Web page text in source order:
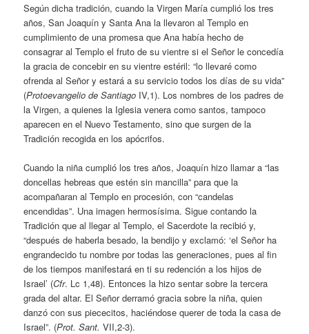
Según dicha tradición, cuando la Virgen María cumplió los tres
años, San Joaquín y Santa Ana la llevaron al Templo en
cumplimiento de una promesa que Ana había hecho de
consagrar al Templo el fruto de su vientre si el Señor le concedía
la gracia de concebir en su vientre estéril: “lo llevaré como
ofrenda al Señor y estará a su servicio todos los días de su vida”
(Protoevangelio de Santiago IV,1). Los nombres de los padres de
la Virgen, a quienes la Iglesia venera como santos, tampoco
aparecen en el Nuevo Testamento, sino que surgen de la
Tradición recogida en los apócrifos.
Cuando la niña cumplió los tres años, Joaquín hizo llamar a “las
doncellas hebreas que estén sin mancilla” para que la
acompañaran al Templo en procesión, con “candelas
encendidas”. Una imagen hermosísima. Sigue contando la
Tradición que al llegar al Templo, el Sacerdote la recibió y,
“después de haberla besado, la bendijo y exclamó: ‘el Señor ha
engrandecido tu nombre por todas las generaciones, pues al fin
de los tiempos manifestará en ti su redención a los hijos de
Israel’ (Cfr. Lc 1,48). Entonces la hizo sentar sobre la tercera
grada del altar. El Señor derramó gracia sobre la niña, quien
danzó con sus piececitos, haciéndose querer de toda la casa de
Israel”. (Prot. Sant. VII,2-3).